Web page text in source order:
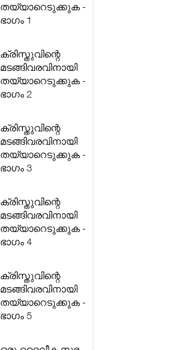
തയ്യാറെടുക്കുക -
ഭാഗം 1
ക്രിസ്തുവിന്റെ
മടങ്ങിവരവിനായി
തയ്യാറെടുക്കുക -
ഭാഗം 2
ക്രിസ്തുവിന്റെ
മടങ്ങിവരവിനായി
തയ്യാറെടുക്കുക -
ഭാഗം 3
ക്രിസ്തുവിന്റെ
മടങ്ങിവരവിനായി
തയ്യാറെടുക്കുക -
ഭാഗം 4
ക്രിസ്തുവിന്റെ
മടങ്ങിവരവിനായി
തയ്യാറെടുക്കുക -
ഭാഗം 5